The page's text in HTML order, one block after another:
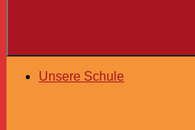
Unsere Schule